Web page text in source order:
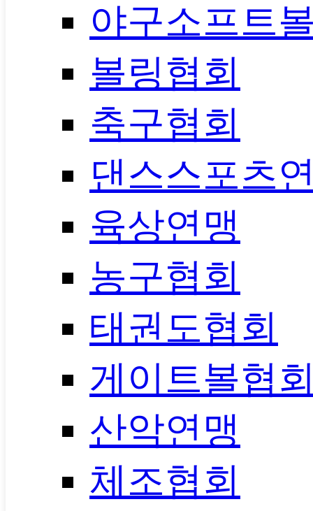
야구소프트
볼링협회
축구협회
댄스스포츠
육상연맹
농구협회
태권도협회
게이트볼협
산악연맹
체조협회